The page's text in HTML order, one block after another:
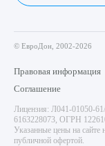
© ЕвроДон, 2002-2026
Правовая информация
Соглашение
Лицензия: Л041-01050-
6163228073, ОГРН
Указанные цены на сайте
публичной офертой.